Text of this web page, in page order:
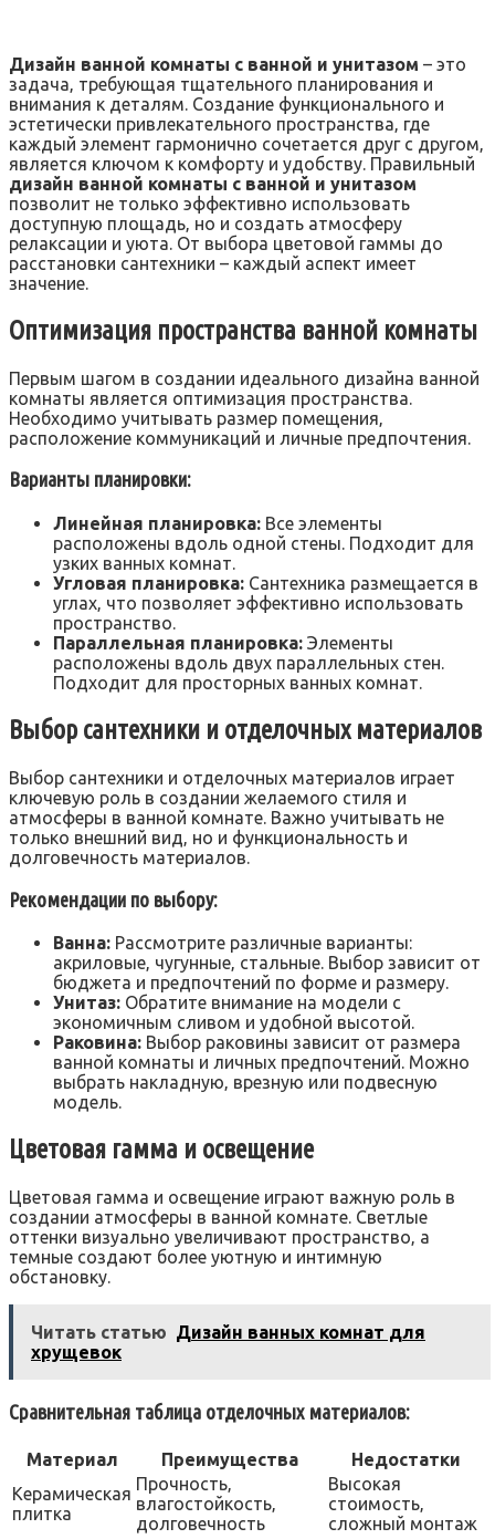
Дизайн ванной комнаты с ванной и унитазом – это
задача‚ требующая тщательного планирования и
внимания к деталям. Создание функционального и
эстетически привлекательного пространства‚ где
каждый элемент гармонично сочетается друг с другом‚
является ключом к комфорту и удобству. Правильный
дизайн ванной комнаты с ванной и унитазом
позволит не только эффективно использовать
доступную площадь‚ но и создать атмосферу
релаксации и уюта. От выбора цветовой гаммы до
расстановки сантехники – каждый аспект имеет
значение.
Оптимизация пространства ванной комнаты
Первым шагом в создании идеального дизайна ванной
комнаты является оптимизация пространства.
Необходимо учитывать размер помещения‚
расположение коммуникаций и личные предпочтения.
Варианты планировки:
Линейная планировка: Все элементы
расположены вдоль одной стены. Подходит для
узких ванных комнат.
Угловая планировка: Сантехника размещается в
углах‚ что позволяет эффективно использовать
пространство.
Параллельная планировка: Элементы
расположены вдоль двух параллельных стен.
Подходит для просторных ванных комнат.
Выбор сантехники и отделочных материалов
Выбор сантехники и отделочных материалов играет
ключевую роль в создании желаемого стиля и
атмосферы в ванной комнате. Важно учитывать не
только внешний вид‚ но и функциональность и
долговечность материалов.
Рекомендации по выбору:
Ванна: Рассмотрите различные варианты:
акриловые‚ чугунные‚ стальные. Выбор зависит от
бюджета и предпочтений по форме и размеру.
Унитаз: Обратите внимание на модели с
экономичным сливом и удобной высотой.
Раковина: Выбор раковины зависит от размера
ванной комнаты и личных предпочтений. Можно
выбрать накладную‚ врезную или подвесную
модель.
Цветовая гамма и освещение
Цветовая гамма и освещение играют важную роль в
создании атмосферы в ванной комнате. Светлые
оттенки визуально увеличивают пространство‚ а
темные создают более уютную и интимную
обстановку.
Читать статью Дизайн ванных комнат для
хрущевок
Сравнительная таблица отделочных материалов:
Материал Преимущества
Недостатки
Керамическая
плитка
Прочность‚
влагостойкость‚
долговечность
Высокая
стоимость‚
сложный монтаж